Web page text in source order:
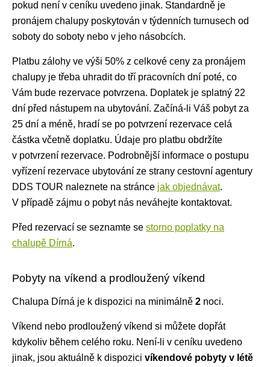
pokud není v ceníku uvedeno jinak. Standardně je
pronájem chalupy poskytován v týdenních turnusech od
soboty do soboty nebo v jeho násobcích.
Platbu zálohy ve výši 50% z celkové ceny za pronájem
chalupy je třeba uhradit do tří pracovních dní poté, co
Vám bude rezervace potvrzena. Doplatek je splatný 22
dní před nástupem na ubytování. Začíná-li Váš pobyt za
25 dní a méně, hradí se po potvrzení rezervace celá
částka včetně doplatku. Údaje pro platbu obdržíte
v potvrzení rezervace. Podrobnější informace o postupu
vyřízení rezervace ubytování ze strany cestovní agentury
DDS TOUR naleznete na stránce jak objednávat.
V případě zájmu o pobyt nás neváhejte kontaktovat.
Před rezervací se seznamte se storno poplatky na
chalupě Dírná.
Pobyty na víkend a prodloužený víkend
Chalupa Dírná je k dispozici na minimálně 2 noci.
Víkend nebo prodloužený víkend si můžete dopřát
kdykoliv během celého roku. Není-li v ceníku uvedeno
jinak, jsou aktuálně k dispozici víkendové pobyty v létě